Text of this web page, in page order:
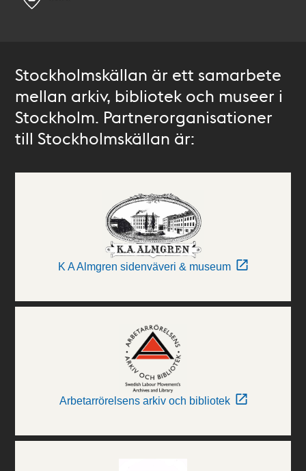
Stockholmskällan är ett samarbete
mellan arkiv, bibliotek och museer i
Stockholm. Partnerorganisationer
till Stockholmskällan är:
K A Almgren sidenväveri & museum
Arbetarrörelsens arkiv och bibliotek